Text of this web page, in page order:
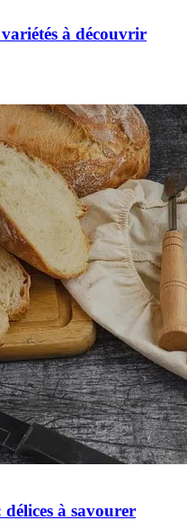
variétés à découvrir
à savourer